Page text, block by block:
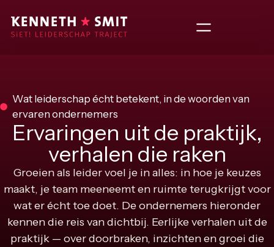
Wat leiderschap écht betekent, in de woorden van
ervaren ondernemers
Ervaringen uit de praktijk,
verhalen die raken
Groeien als leider voel je in alles: in hoe je keuzes
maakt, je team meeneemt en ruimte terugkrijgt voor
wat er écht toe doet. De ondernemers hieronder
kennen die reis van dichtbij. Eerlijke verhalen uit de
praktijk — over doorbraken, inzichten en groei die